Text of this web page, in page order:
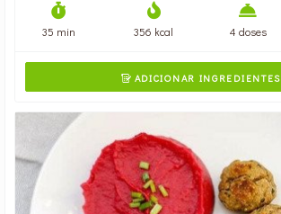
35 min 356 kcal 4 doses
ADICIONAR INGREDIENTES